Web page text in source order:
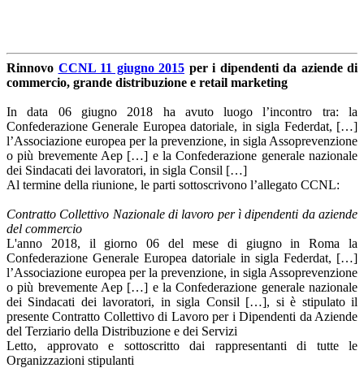
Rinnovo CCNL 11 giugno 2015 per i dipendenti da aziende di
commercio, grande distribuzione e retail marketing
In data 06 giugno 2018 ha avuto luogo l’incontro tra: la
Confederazione Generale Europea datoriale, in sigla Federdat, […]
l’Associazione europea per la prevenzione, in sigla Assoprevenzione
o più brevemente Aep […] e la Confederazione generale nazionale
dei Sindacati dei lavoratori, in sigla Consil […]
Al termine della riunione, le parti sottoscrivono l’allegato CCNL:
Contratto Collettivo Nazionale di lavoro per ì dipendenti da aziende
del commercio
L'anno 2018, il giorno 06 del mese di giugno in Roma la
Confederazione Generale Europea datoriale in sigla Federdat, […]
l’Associazione europea per la prevenzione, in sigla Assoprevenzione
o più brevemente Aep […] e la Confederazione generale nazionale
dei Sindacati dei lavoratori, in sigla Consil […], si è stipulato il
presente Contratto Collettivo di Lavoro per i Dipendenti da Aziende
del Terziario della Distribuzione e dei Servizi
Letto, approvato e sottoscritto dai rappresentanti di tutte le
Organizzazioni stipulanti